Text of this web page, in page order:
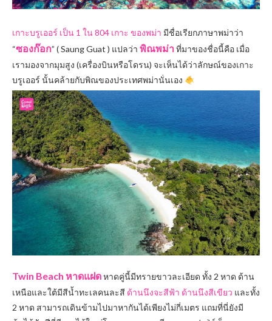
เกาะบรูเออร์ เป็น 1 ใน 804 เกาะ ของพม่า มีชื่อเรียกภาษาพม่าว่า
“ซองก๊อก” ( Saung Guat ) แปลว่า พิณพม่าที่มาของชื่อนี้คือ เมื่อ
เรามองจากมุมสูง (เครื่องบินหรือโดรน) จะเห็นได้ว่าลักษณ์ของเกาะ
บรูเออร์ นั้นคล้ายกับพิณของประเทศพม่านั่นเอง
Twin Beach หาดแฝดหาดคู่นี้มีทรายขาวละเอียด ทั้ง 2 หาด ด้าน
เหนือและใต้มีสีน้ำทะเลคนละสี ด้านนึงจะสีฟ้า ด้านนึงสีเขียว และทั้ง
2 หาด สามารถเดินข้ามไปมาหากันได้เพียงไม่กี่เมตร แถมที่นี่ยังมี